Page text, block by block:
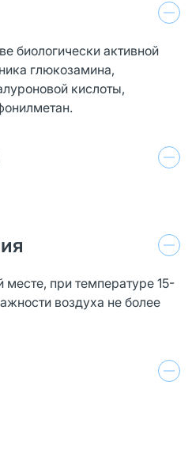
биологически активной
глюкозамина,
кислоты,
месте, при температуре 15-
воздуха не более